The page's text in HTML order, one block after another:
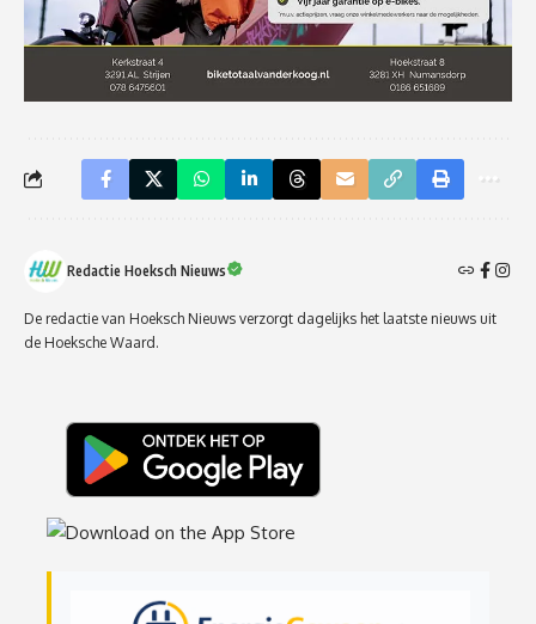
Redactie Hoeksch Nieuws
De redactie van Hoeksch Nieuws verzorgt dagelijks het laatste nieuws uit
de Hoeksche Waard.